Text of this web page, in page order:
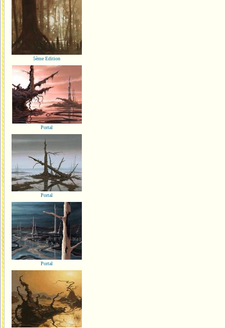
5ème Edition
Portal
Portal
Portal